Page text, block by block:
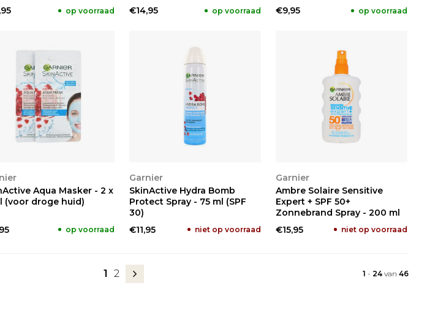
op voorraad
€14,95
op voorraad
€9,95
op voorraad
Aqua Masker - 2 x
(voor droge huid)
op voorraad
Garnier
SkinActive Hydra Bomb
Protect Spray - 75 ml (SPF
30)
€11,95
niet op voorraad
Garnier
Ambre Solaire Sensitive
Expert + SPF 50+
Zonnebrand Spray - 200 ml
€15,95
niet op voorraad
1 2 1 - 24van 46